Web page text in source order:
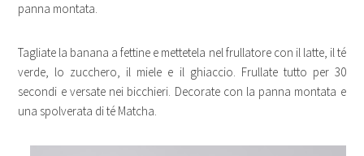
panna montata.
Tagliate la banana a fettine e mettetela nel frullatore con il latte, il té
verde, lo zucchero, il miele e il ghiaccio. Frullate tutto per 30
secondi e versate nei bicchieri. Decorate con la panna montata e
una spolverata di té Matcha.